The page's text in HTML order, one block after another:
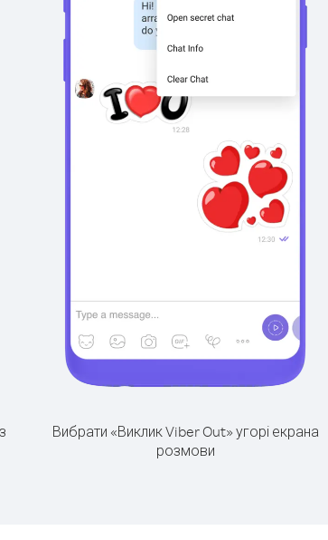
Вибрати «Виклик Viber Out» угорі екрана
розмови